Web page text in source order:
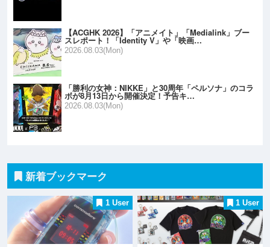
【ACGHK 2026】「アニメイト」「Medialink」ブー
スレポート！「Identity V」や「映画…
2026.08.03(Mon)
「勝利の女神：NIKKE」と30周年「ペルソナ」のコラ
ボが8月13日から開催決定！予告キ…
2026.08.03(Mon)
新着ブックマーク
1 User 1 User